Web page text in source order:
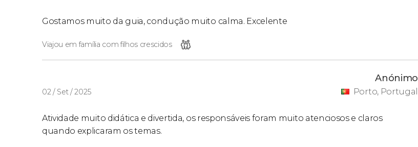
Gostamos muito da guia, condução muito calma. Excelente
Viajou em família com filhos crescidos
02 / Set / 2025
Anónimo
Porto, Portugal
Atividade muito didática e divertida, os responsáveis foram muito atenciosos e claros
quando explicaram os temas.